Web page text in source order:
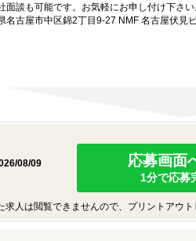
面談も可能です。お気軽にお申し付け下さい
名古屋市中区錦2丁目9-27 NMF 名古屋伏見
08/09
応募画面
1分で応募
人は閲覧できませんので、プリントアウト